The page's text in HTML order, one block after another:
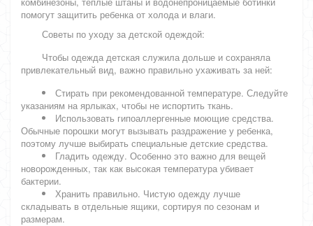
помогут защитить ребенка от холода и влаги.
Советы по уходу за детской одеждой:
Чтобы одежда детская служила дольше и сохраняла
привлекательный вид, важно правильно ухаживать за ней:
Стирать при рекомендованной температуре. Следуйте
указаниям на ярлыках, чтобы не испортить ткань.
Использовать гипоаллергенные моющие средства.
Обычные порошки могут вызывать раздражение у ребенка,
поэтому лучше выбирать специальные детские средства.
Гладить одежду. Особенно это важно для вещей
новорожденных, так как высокая температура убивает
бактерии.
Хранить правильно. Чистую одежду лучше
складывать в отдельные ящики, сортируя по сезонам и
размерам.